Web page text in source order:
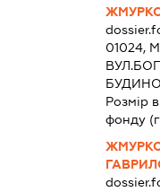
ЖМУРКО
01024,
Розмір
фонду